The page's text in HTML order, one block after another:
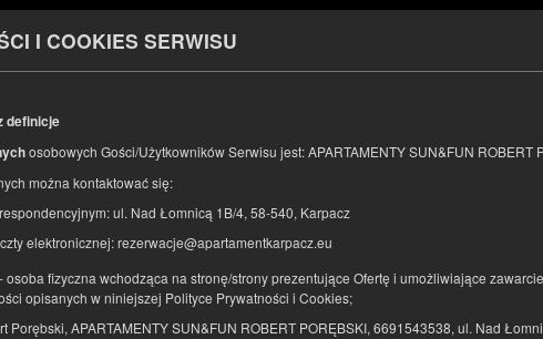
I COOKIES SERWISU
definicje
osobowych Gości/Użytkowników Serwisu jest: APARTAMENTY SUN&FUN
można kontaktować się:
ul. Nad Łomnicą 1B/4, 58-540, Karpacz
elektronicznej: rezerwacje@apartamentkarpacz.eu
- osoba fizyczna wchodząca na stronę/strony prezentujące Ofertę i umożliwiające
opisanych w niniejszej Polityce Prywatności i Cookies;
Porębski, APARTAMENTY SUN&FUN ROBERT PORĘBSKI, 6691543538, ul. Nad
17
SIERPNIA
2
Doprecyzuj rezerwację Potwierdź rezerwację